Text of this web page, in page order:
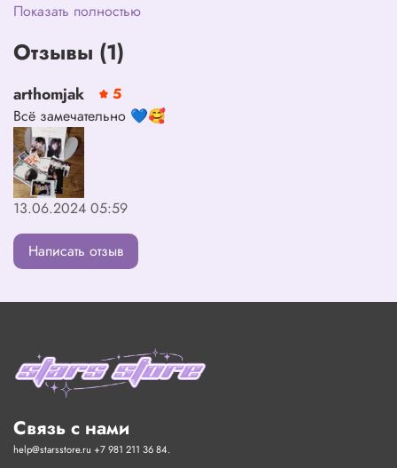
Показать полностью
Отзывы (1)
arthomjak
5
Всё замечательно 💙🥰
13.06.2024 05:59
Написать отзыв
Связь с нами
help@starsstore.ru +7 981 211 36 84.